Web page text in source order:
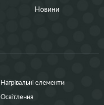
Новини
Нагрівальні елементи
Освітлення